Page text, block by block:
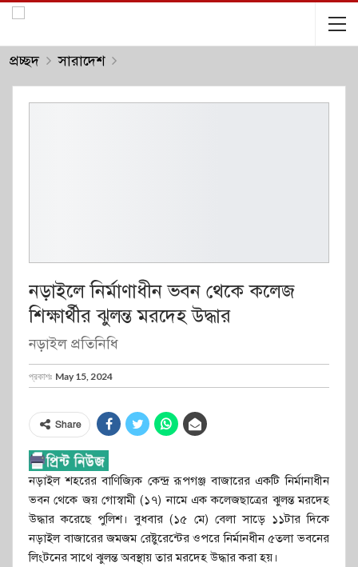
প্রচ্ছদ সারাদেশ
নড়াইলে নির্মাণাধীন ভবন থেকে কলেজ
শিক্ষার্থীর ঝুলন্ত মরদেহ উদ্ধার
নড়াইল প্রতিনিধি
প্রকাশঃ May 15, 2024
Share
নড়াইল শহরের বাণিজ্যিক কেন্দ্র রূপগঞ্জ বাজারের একটি নির্মানাধীন
ভবন থেকে জয় গোস্বামী (১৭) নামে এক কলেজছাত্রের ঝুলন্ত মরদেহ
উদ্ধার করেছে পুলিশ। বুধবার (১৫ মে) বেলা সাড়ে ১১টার দিকে
নড়াইল বাজারের জমজম রেষ্টুরেন্টের ওপরে নির্মানধীন ৫তলা ভবনের
লিংটনের সাথে ঝুলন্ত অবস্থায় তার মরদেহ উদ্ধার করা হয়।